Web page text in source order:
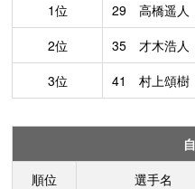
1位
29 高橋遥人
2位
35 才木浩人
3位
41 村上頌樹
順位
選手名